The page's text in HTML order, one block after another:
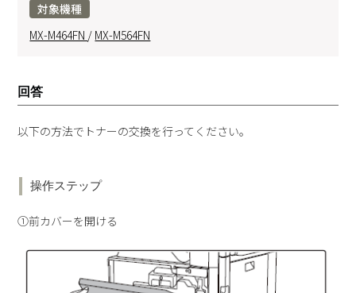
対象機種
MX-M464FN / MX-M564FN
回答
以下の方法でトナーの交換を行ってください。
操作ステップ
①前カバーを開ける